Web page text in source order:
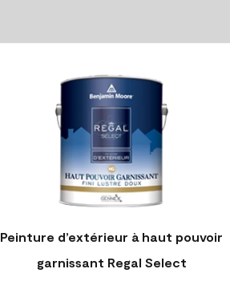
Peinture d’extérieur à haut pouvoir
garnissant Regal Select